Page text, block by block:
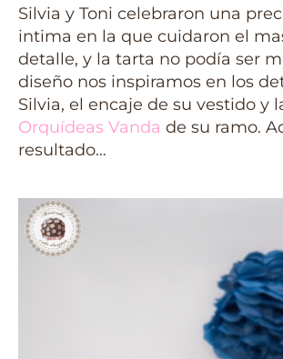
Silvia y Toni celebraron una
intima en la que cuidaron el
detalle, y la tarta no podía ser
diseño nos inspiramos en los
Silvia, el encaje de su vestido y
Orquídeas Vanda de su ramo.
resultado…